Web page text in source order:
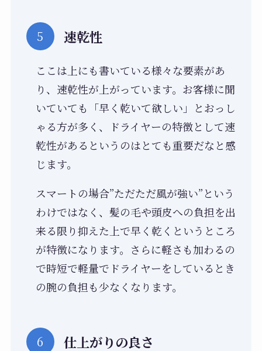
速乾性
ここは上にも書いている様々な要素があ
り、速乾性が上がっています。お客様に聞
いていても「早く乾いて欲しい」とおっし
ゃる方が多く、ドライヤーの特徴として速
乾性があるというのはとても重要だなと感
じます。
スマートの場合”ただただ風が強い”という
わけではなく、髪の毛や頭皮への負担を出
来る限り抑えた上で早く乾くというところ
が特徴になります。さらに軽さも加わるの
で時短で軽量でドライヤーをしているとき
の腕の負担も少なくなります。
仕上がりの良さ